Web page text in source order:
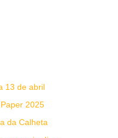
13 de abril
2025
da Calheta